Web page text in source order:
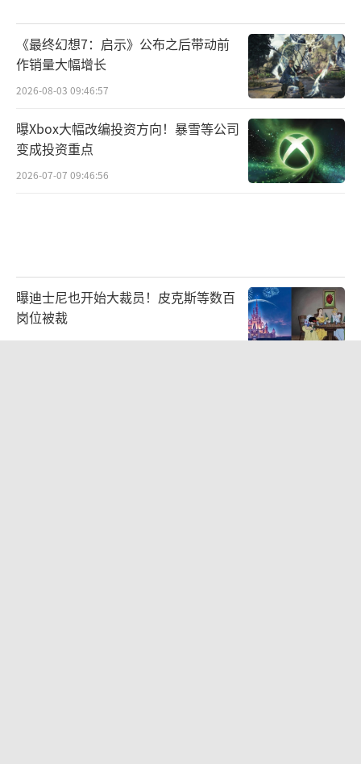
《最终幻想7：启示》公布之后带动前
作销量大幅增长
2026-08-03 09:46:57
曝Xbox大幅改编投资方向！暴雪等公司
变成投资重点
2026-07-07 09:46:56
曝迪士尼也开始大裁员！皮克斯等数百
岗位被裁
2026-07-22 10:34:14